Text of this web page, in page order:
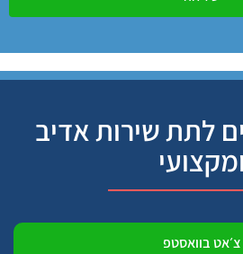
לתת שירות אדיב
ומקצועי
צ׳אט בוואסטפ